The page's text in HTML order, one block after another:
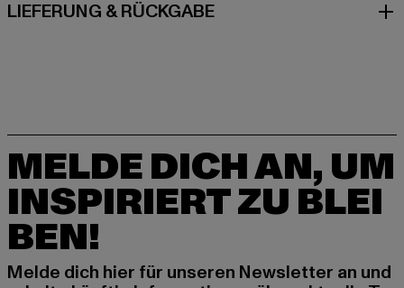
LIEFERUNG & RÜCKGABE
MELDE DICH AN, UM
INSPIRIERT ZU BLEI
BEN!
Melde dich hier für unseren Newsletter an und